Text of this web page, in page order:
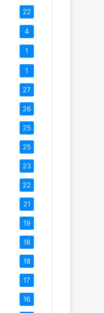
22
4
1
1
27
26
25
25
23
22
21
19
18
18
17
16